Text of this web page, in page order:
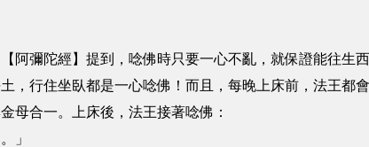
阿彌陀經】提到，唸佛時只要一心不亂，就保證能往生
，行住坐臥都是一心唸佛！而且，每晚上床前，法王都
母合一。上床後，法王接著唸佛：
」